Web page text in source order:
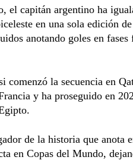
el capitán argentino ha
en una sola edición
anotando goles en
comenzó la secuencia en
y ha proseguido en
de la historia que anota
en Copas del Mundo,